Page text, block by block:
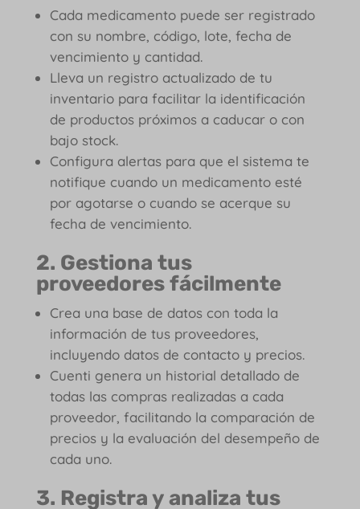
Cada medicamento puede ser registrado
con su nombre, código, lote, fecha de
vencimiento y cantidad.
Lleva un registro actualizado de tu
inventario para facilitar la identificación
de productos próximos a caducar o con
bajo stock.
Configura alertas para que el sistema te
notifique cuando un medicamento esté
por agotarse o cuando se acerque su
fecha de vencimiento.
2. Gestiona tus
proveedores fácilmente
Crea una base de datos con toda la
información de tus proveedores,
incluyendo datos de contacto y precios.
Cuenti genera un historial detallado de
todas las compras realizadas a cada
proveedor, facilitando la comparación de
precios y la evaluación del desempeño de
cada uno.
3. Registra y analiza tus